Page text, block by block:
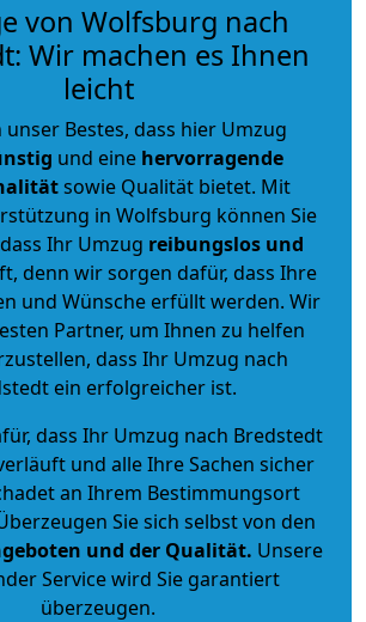
von Wolfsburg nach
Wir machen es Ihnen
leicht
Bestes, dass hier Umzug
und eine hervorragende
sowie Qualität bietet. Mit
in Wolfsburg können Sie
Ihr Umzug reibungslos und
denn wir sorgen dafür, dass Ihre
und Wünsche erfüllt werden. Wir
Partner, um Ihnen zu helfen
dass Ihr Umzug nach
ein erfolgreicher ist.
dass Ihr Umzug nach Bredstedt
und alle Ihre Sachen sicher
an Ihrem Bestimmungsort
Sie sich selbst von den
und der Qualität. Unsere
Service wird Sie garantiert
überzeugen.